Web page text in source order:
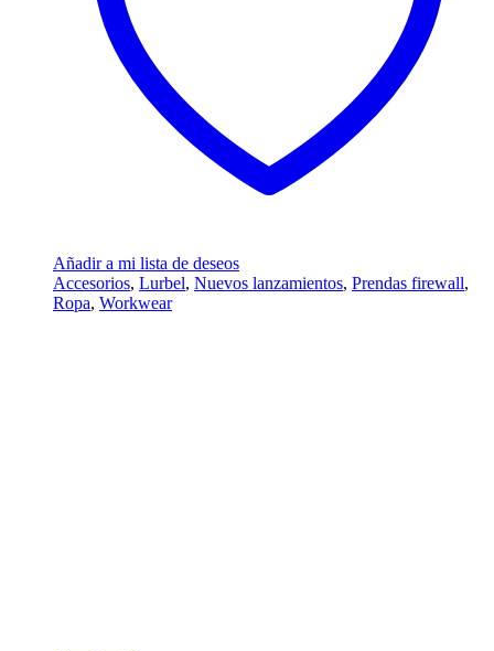
Añadir a mi lista de deseos
Accesorios, Lurbel, Nuevos lanzamientos, Prendas firewall,
Ropa, Workwear